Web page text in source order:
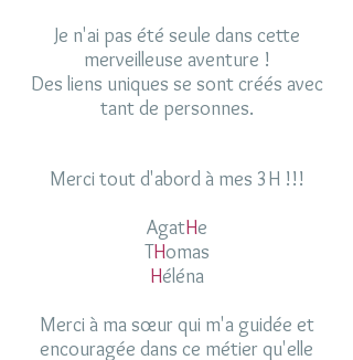
Je n'ai pas été seule dans cette
merveilleuse aventure !
Des liens uniques se sont créés avec
tant de personnes.
Merci tout d'abord à mes 3H !!!
AgatHe
THomas
Héléna
Merci à ma sœur qui m'a guidée et
encouragée dans ce métier qu'elle